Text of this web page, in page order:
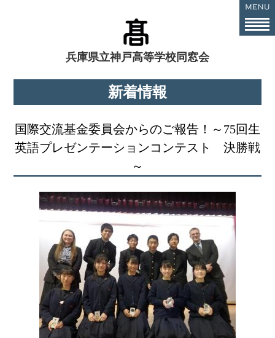
兵庫県立神戸高等学校同窓会
新着情報
国際交流基金委員会からのご報告！～75回生
英語プレゼンテーションコンテスト 決勝戦
～